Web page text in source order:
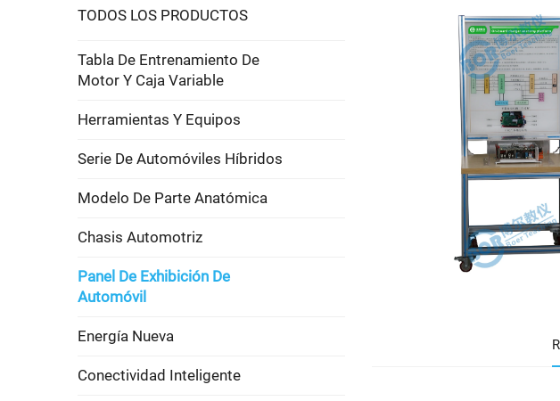
TODOS LOS PRODUCTOS
Tabla De Entrenamiento De
Motor Y Caja Variable
Herramientas Y Equipos
Serie De Automóviles Híbridos
Modelo De Parte Anatómica
Chasis Automotriz
Panel De Exhibición De
Automóvil
Energía Nueva
Conectividad Inteligente